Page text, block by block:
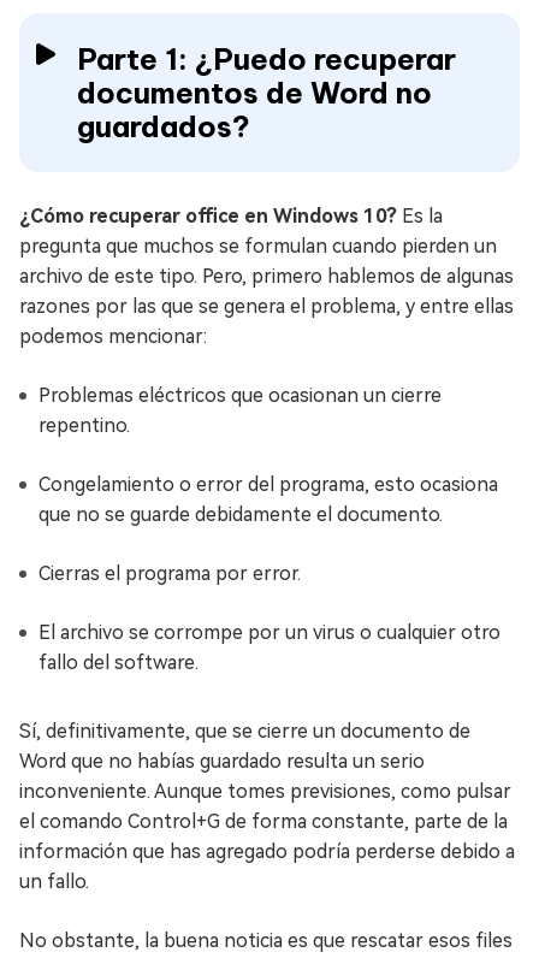
Parte 1: ¿Puedo recuperar
documentos de Word no
guardados?
¿Cómo recuperar office en Windows 10? Es la
pregunta que muchos se formulan cuando pierden un
archivo de este tipo. Pero, primero hablemos de algunas
razones por las que se genera el problema, y entre ellas
podemos mencionar:
Problemas eléctricos que ocasionan un cierre
repentino.
Congelamiento o error del programa, esto ocasiona
que no se guarde debidamente el documento.
Cierras el programa por error.
El archivo se corrompe por un virus o cualquier otro
fallo del software.
Sí, definitivamente, que se cierre un documento de
Word que no habías guardado resulta un serio
inconveniente. Aunque tomes previsiones, como pulsar
el comando Control+G de forma constante, parte de la
información que has agregado podría perderse debido a
un fallo.
No obstante, la buena noticia es que rescatar esos files